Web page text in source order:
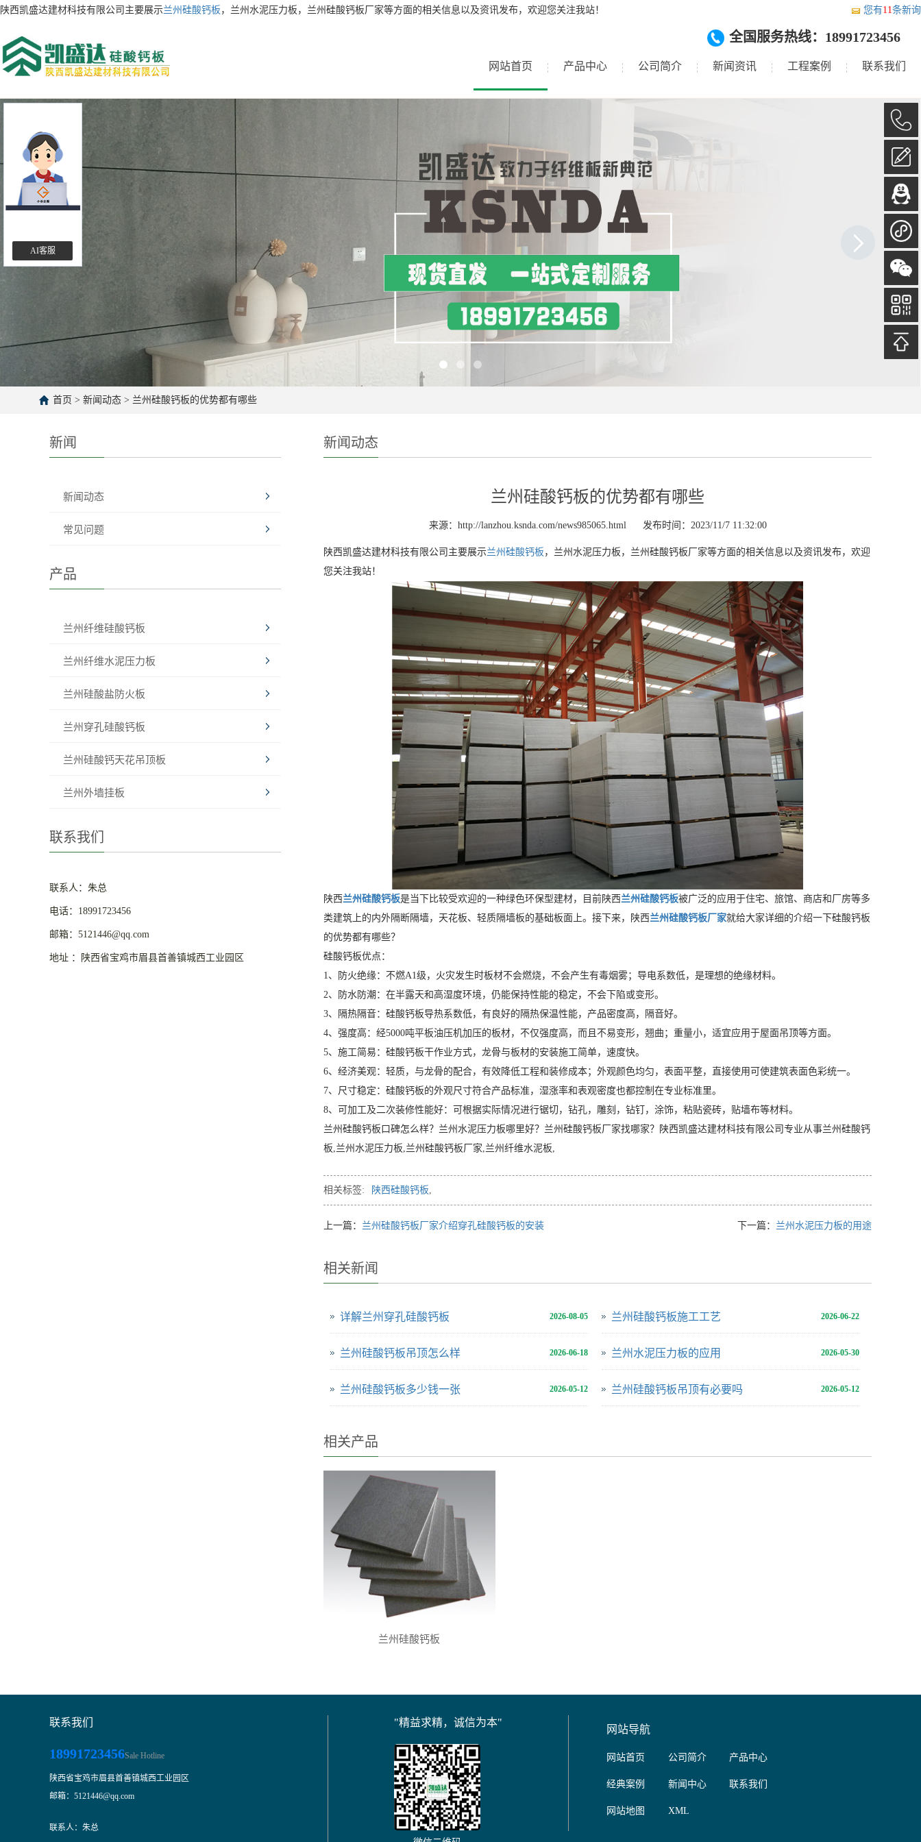
陕西凯盛达建材科技有限公司主要展示兰州硅酸钙板 ，兰州水泥压力板，兰州硅酸钙板厂家等方面的相关信息以及资讯发布，欢迎您关注我站！ 您有11条新
网站首页 产品中心 公司简介 新闻资讯 工程案例 联系我们
全国服务热线：18991723456
首页 > 新闻动态 > 兰州硅酸钙板的优势都有哪些
新闻
新闻动态
常见问题
产品
兰州纤维硅酸钙板
兰州纤维水泥压力板
兰州硅酸盐防火板
兰州穿孔硅酸钙板
兰州硅酸钙天花吊顶板
兰州外墙挂板
联系我们
联系人：朱总
电话：18991723456
邮箱：5121446@qq.com
地址 ：陕西省宝鸡市眉县首善镇城西工业园区
新闻动态
兰州硅酸钙板的优势都有哪些
来源：http://lanzhou.ksnda.com/news985065.html 发布时间：2023/11/7 11:32:00
陕西凯盛达建材科技有限公司主要展示兰州硅酸钙板 ，兰州水泥压力板，兰州硅酸钙板厂家等方面的相关信息以及资讯发布，欢迎
您关注我站！
陕西兰州硅酸钙板是当下比较受欢迎的一种绿色环保型建材，目前陕西兰州硅酸钙板被广泛的应用于住宅、旅馆、商店和厂房等多
类建筑上的内外隔断隔墙，天花板、轻质隔墙板的基础板面上。接下来，陕西兰州硅酸钙板厂家就给大家详细的介绍一下硅酸钙板
的优势都有哪些？
硅酸钙板优点：
1、防火绝缘：不燃A1级，火灾发生时板材不会燃烧，不会产生有毒烟雾；导电系数低，是理想的绝缘材料。
2、防水防潮：在半露天和高湿度环境，仍能保持性能的稳定，不会下陷或变形。
3、隔热隔音：硅酸钙板导热系数低，有良好的隔热保温性能，产品密度高，隔音好。
4、强度高：经5000吨平板油压机加压的板材，不仅强度高，而且不易变形，翘曲；重量小，适宜应用于屋面吊顶等方面。
5、施工简易：硅酸钙板干作业方式，龙骨与板材的安装施工简单，速度快。
6、经济美观：轻质，与龙骨的配合，有效降低工程和装修成本；外观颜色均匀，表面平整，直接使用可使建筑表面色彩统一。
7、尺寸稳定：硅酸钙板的外观尺寸符合产品标准，湿涨率和表观密度也都控制在专业标准里。
8、可加工及二次装修性能好：可根据实际情况进行锯切，钻孔，雕刻，钻钉，涂饰，粘贴瓷砖，贴墙布等材料。
兰州硅酸钙板口碑怎么样？兰州水泥压力板哪里好？兰州硅酸钙板厂家找哪家？陕西凯盛达建材科技有限公司专业从事兰州硅酸钙
板,兰州水泥压力板,兰州硅酸钙板厂家,兰州纤维水泥板,
相关标签: 陕西硅酸钙板,
上一篇： 兰州硅酸钙板厂家介绍穿孔硅酸钙板的安装 下一篇： 兰州水泥压力板的用途
相关新闻
2026-08-05
详解兰州穿孔硅酸钙板 2026-06-22
兰州硅酸钙板施工工艺
2026-06-18
兰州硅酸钙板吊顶怎么样 2026-05-30
兰州水泥压力板的应用
2026-05-12
兰州硅酸钙板多少钱一张 2026-05-12
兰州硅酸钙板吊顶有必要吗
相关产品
兰州硅酸钙板
联系我们
18991723456Sale Hotline
陕西省宝鸡市眉县首善镇城西工业园区
邮箱：5121446@qq.com
联系人：朱总
"精益求精，诚信为本"
网站导航
网站首页 公司简介 产品中心
经典案例 新闻中心 联系我们
网站地图 XML
AI客服